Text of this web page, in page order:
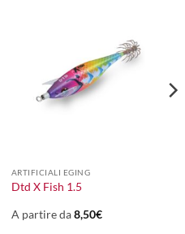
ARTIFICIALI EGING
Dtd X Fish 1.5
A partire da8,50€